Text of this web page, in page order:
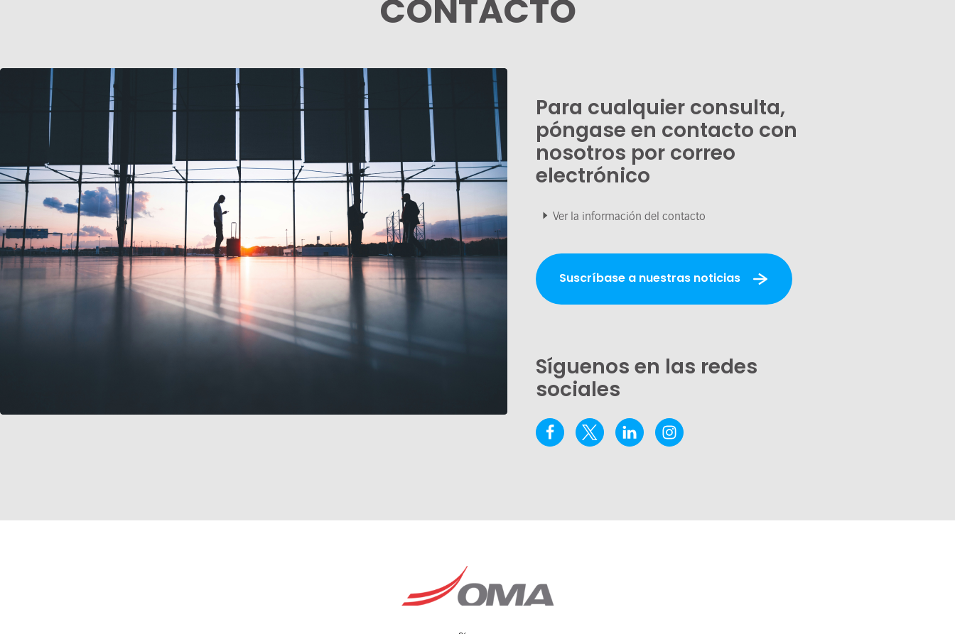
CONTACTO
Para cualquier consulta,
póngase en contacto con
nosotros por correo
electrónico
Ver la información del contacto
Suscríbase a nuestras noticias
Síguenos en las redes
sociales